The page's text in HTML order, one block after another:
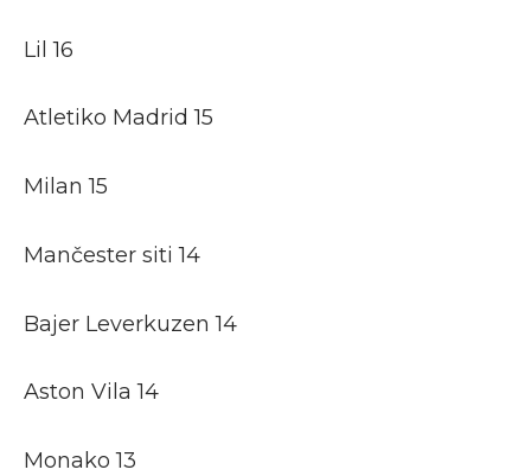
Lil 16
Atletiko Madrid 15
Milan 15
Mančester siti 14
Bajer Leverkuzen 14
Aston Vila 14
Monako 13